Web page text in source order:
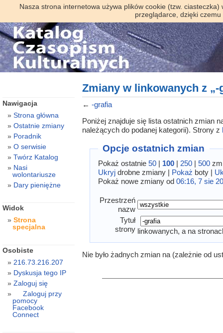
Nasza strona internetowa używa plików cookie (tzw.
przeglądarce, dzięki
Zmiany w linkowanych z „-
← -grafia
Poniżej znajduje się lista ostatnich zmian
należących do podanej kategorii). Strony z
Opcje ostatnich zmian
Pokaż ostatnie 50| 100| 250| 500
Ukryjdrobne zmiany | Pokaż boty |
Pokaż nowe zmiany od 06:16, 7 sie
Przestrzeń
nazw
Tytuł
strony linkowanych, a na
Nie było żadnych zmian na (zależnie od
Nawigacja
Strona główna
Ostatnie zmiany
Poradnik
O serwisie
Twórz Katalog
Nasi
wolontariusze
Dary pieniężne
Widok
Strona
specjalna
Osobiste
216.73.216.207
Dyskusja tego IP
Zaloguj się
Zaloguj przy
pomocy
Facebook
Connect